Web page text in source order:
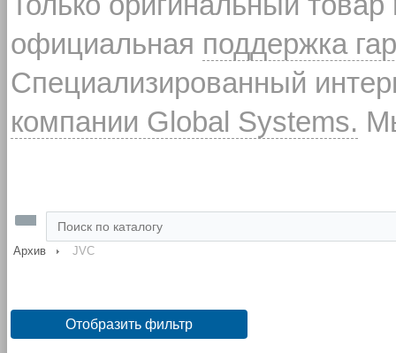
официальная поддержка
Специализированный
компании Global Systems.
Архив JVC
Отобразить фильтр